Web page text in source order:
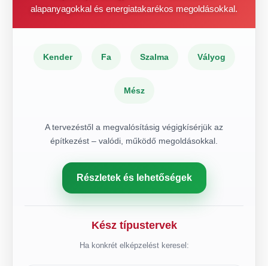
alapanyagokkal és energiatakarékos megoldásokkal.
Kender Fa Szalma Vályog
Mész
A tervezéstől a megvalósításig végigkísérjük az
építkezést – valódi, működő megoldásokkal.
Részletek és lehetőségek
Kész típustervek
Ha konkrét elképzelést keresel: